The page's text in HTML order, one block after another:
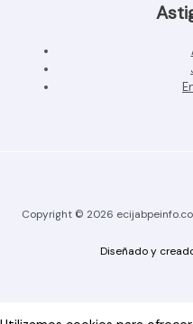
Copyright © 2026
Diseñado y